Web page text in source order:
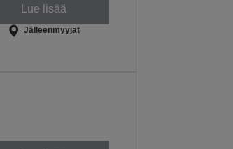
Lue lisää
Jälleenmyyjät